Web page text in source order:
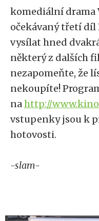
komediální drama
očekávaný třetí díl
vysílat hned
některý z dalších
nezapomeňte, že
nekoupíte!
nahttp://
vstupenky jsou k
hotovosti.
-slam-